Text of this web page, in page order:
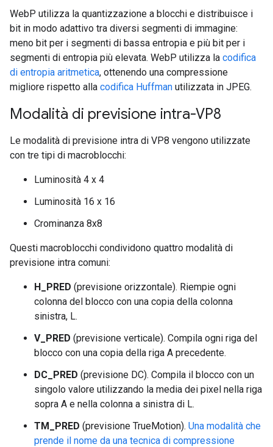
WebP utilizza la quantizzazione a blocchi e distribuisce i
bit in modo adattivo tra diversi segmenti di immagine:
meno bit per i segmenti di bassa entropia e più bit per i
segmenti di entropia più elevata. WebP utilizza la codifica
di entropia aritmetica, ottenendo una compressione
migliore rispetto alla codifica Huffman utilizzata in JPEG.
Modalità di previsione intra-VP8
Le modalità di previsione intra di VP8 vengono utilizzate
con tre tipi di macroblocchi:
Luminosità 4 x 4
Luminosità 16 x 16
Crominanza 8x8
Questi macroblocchi condividono quattro modalità di
previsione intra comuni:
H_PRED (previsione orizzontale). Riempie ogni
colonna del blocco con una copia della colonna
sinistra, L.
V_PRED (previsione verticale). Compila ogni riga del
blocco con una copia della riga A precedente.
DC_PRED (previsione DC). Compila il blocco con un
singolo valore utilizzando la media dei pixel nella riga
sopra A e nella colonna a sinistra di L.
TM_PRED (previsione TrueMotion). Una modalità che
prende il nome da una tecnica di compressione